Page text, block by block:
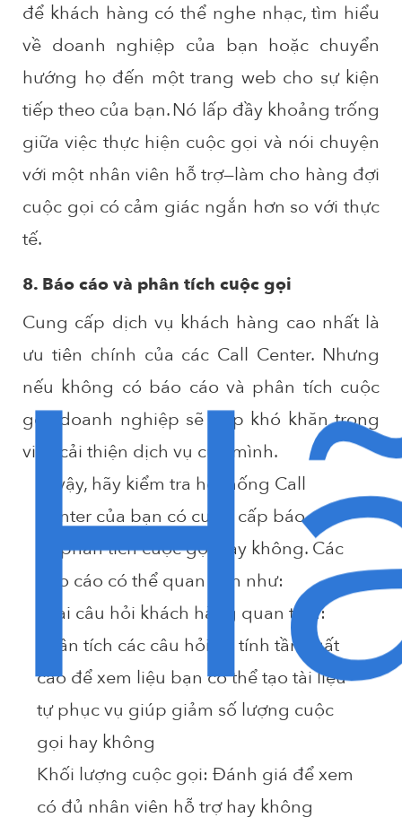
để khách hàng có thể nghe nhạc, tìm hiểu
về doanh nghiệp của bạn hoặc chuyển
hướng họ đến một trang web cho sự kiện
tiếp theo của bạn. Nó lấp đầy khoảng trống
giữa việc thực hiện cuộc gọi và nói chuyện
với một nhân viên hỗ trợ—làm cho hàng đợi
cuộc gọi có cảm giác ngắn hơn so với thực
tế.
8. Báo cáo và phân tích cuộc gọi
Cung cấp dịch vụ khách hàng cao nhất là
ưu tiên chính của các Call Center. Nhưng
nếu không có báo cáo và phân tích cuộc
gọi, doanh nghiệp sẽ gặp khó khăn trong
việc cải thiện dịch vụ của mình.
Vì vậy, hãy kiểm tra hệ thống Call
Center của bạn có cung cấp báo cáo
và phân tích cuộc gọi hay không. Các
báo cáo có thể quan tâm như:
Loại câu hỏi khách hàng quan tâm:
Phân tích các câu hỏi có tính tần suất
cao để xem liệu bạn có thể tạo tài liệu
tự phục vụ giúp giảm số lượng cuộc
gọi hay không
Khối lượng cuộc gọi: Đánh giá để xem
có đủ nhân viên hỗ trợ hay không